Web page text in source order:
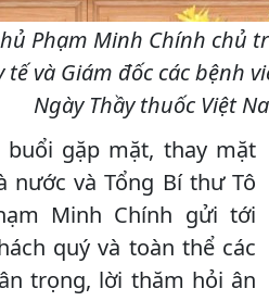
Phạm Minh Chính chủ
tế và Giám đốc các bệnh
Ngày Thầy thuốc Việt
gặp mặt, thay mặt
nước và Tổng Bí thư Tô
Minh Chính gửi tới
quý và toàn thể các
trọng, lời thăm hỏi ân